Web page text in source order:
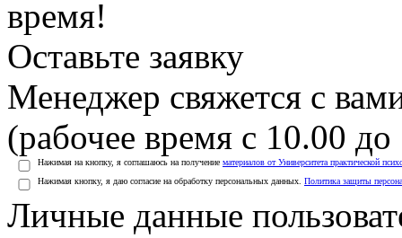
время!
Оставьте заявку
Менеджер свяжется с
(рабочее время с 10.00
Нажимая на кнопку, я соглашаюсь на получение материалов от Университета практической
Нажимая кнопку, я даю согласие на обработку персональных данных. Политика защиты
Личные данные